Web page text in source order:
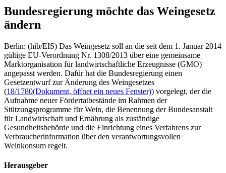
Bundesregierung möchte das Weingesetz
ändern
Berlin: (hib/EIS) Das Weingesetz soll an die seit dem 1. Januar 2014
gültige EU-Verordnung Nr. 1308/2013 über eine gemeinsame
Marktorganisation für landwirtschaftliche Erzeugnisse (GMO)
angepasst werden. Dafür hat die Bundesregierung einen
Gesetzentwurf zur Änderung des Weingesetzes
(18/1780(Dokument, öffnet ein neues Fenster)) vorgelegt, der die
Aufnahme neuer Fördertatbestände im Rahmen der
Stützungsprogramme für Wein, die Benennung der Bundesanstalt
für Landwirtschaft und Ernährung als zuständige
Gesundheitsbehörde und die Einrichtung eines Verfahrens zur
Verbraucherinformation über den verantwortungsvollen
Weinkonsum regelt.
Herausgeber